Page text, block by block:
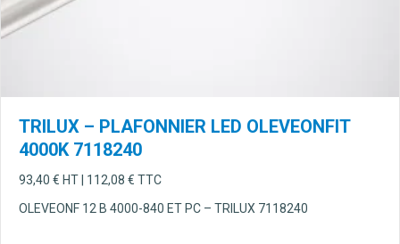
TRILUX – PLAFONNIER LED OLEVEONFIT
4000K 7118240
93,40 € HT | 112,08 € TTC
OLEVEONF 12 B 4000-840 ET PC – TRILUX 7118240